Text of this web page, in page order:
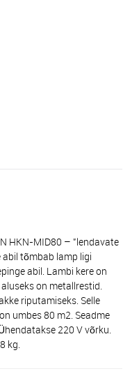
HKN-MID80 – "lendavate
tõmbab lamp ligi
abil. Lambi kere on
on metallrestid.
riputamiseks. Selle
umbes 80 m2. Seadme
220 V võrku.
kg.